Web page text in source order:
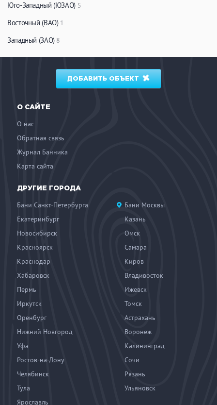
Юго-Западный (ЮЗАО) 5
Восточный (ВАО) 1
Западный (ЗАО) 8
ДОБАВИТЬ ОБЪЕКТ
О САЙТЕ
О нас
Обратная связь
Журнал Банника
Карта сайта
ДРУГИЕ ГОРОДА
Бани Санкт-Петербурга
Бани Москвы
Екатеринбург
Казань
Новосибирск
Омск
Красноярск
Самара
Краснодар
Киров
Хабаровск
Владивосток
Пермь
Ижевск
Иркутск
Томск
Оренбург
Астрахань
Нижний Новгород
Воронеж
Уфа
Калининград
Ростов-на-Дону
Сочи
Челябинск
Рязань
Тула
Ульяновск
Ярославль